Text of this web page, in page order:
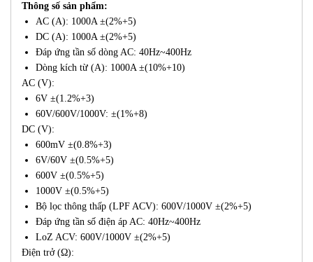
Thông số sản phẩm:
AC (A): 1000A ±(2%+5)
DC (A): 1000A ±(2%+5)
Đáp ứng tần số dòng AC: 40Hz~400Hz
Dòng kích từ (A): 1000A ±(10%+10)
AC (V):
6V ±(1.2%+3)
60V/600V/1000V: ±(1%+8)
DC (V):
600mV ±(0.8%+3)
6V/60V ±(0.5%+5)
600V ±(0.5%+5)
1000V ±(0.5%+5)
Bộ lọc thông thấp (LPF ACV): 600V/1000V ±(2%+5)
Đáp ứng tần số điện áp AC: 40Hz~400Hz
LoZ ACV: 600V/1000V ±(2%+5)
Điện trở (Ω):